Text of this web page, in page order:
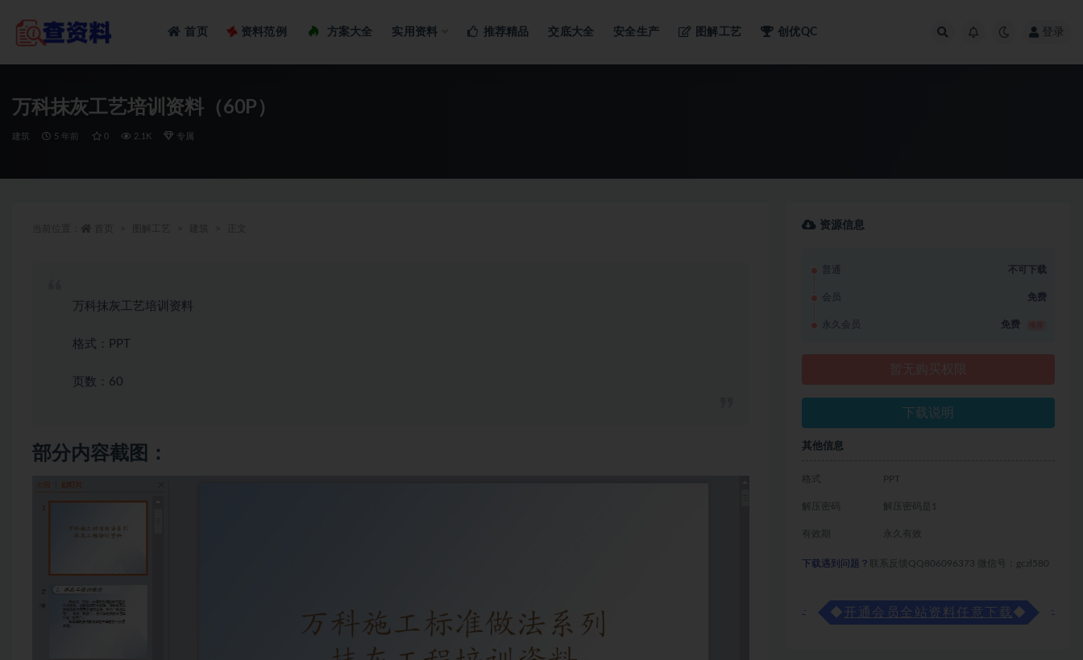
首页 资料范例 Loading…
方案大全 实用资料 推荐精品 交底大全 安全生产 图解工艺 创优QC 登录
万科抹灰工艺培训资料（60P）
建筑 5 年前 0 2.1K 专属
万科抹灰工艺培训资料
格式：PPT
页数：60
部分内容截图：
资源信息
普通 不可下载
会员 免费
永久会员 免费
下载说明
其他信息
格式 PPT
解压密码 解压密码是1
有效期 永久有效
下载遇到问题？ 联系反馈QQ806096373 微信号：gczl580
◆ 开通会员全站资料任意下载◆